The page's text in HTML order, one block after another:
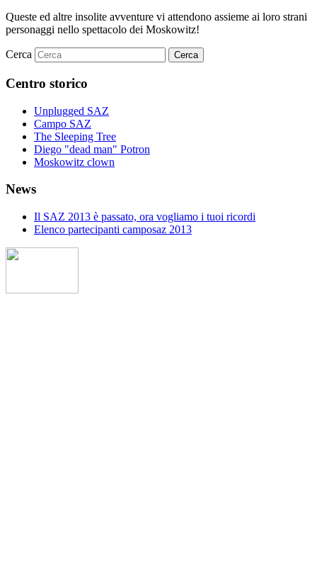
Queste ed altre insolite avventure vi attendono assieme ai loro strani
personaggi nello spettacolo dei Moskowitz!
Cerca
Centro storico
Unplugged SAZ
Campo SAZ
The Sleeping Tree
Diego "dead man" Potron
Moskowitz clown
News
Il SAZ 2013 è passato, ora vogliamo i tuoi ricordi
Elenco partecipanti camposaz 2013